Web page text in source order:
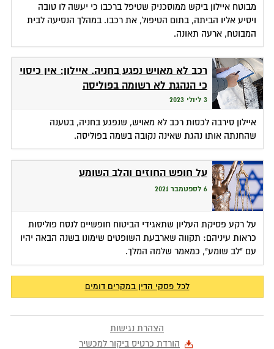
מבוטח איילון ביקש ממוסכניק שטיפל ברכבו כי יעשה לו טובה
ויסיע אליו הביתה, בתום הטיפול, את רכבו. במהלך הנסיעה לבית
המבוטח, ארעה תאונה.
רכב לא מאויש נפגע בחניה. איילון: אין כיסוי
כי הנהגת לא רשומה בפוליסה
3 ליולי 2023
איילון סירבה לכסות רכב לא מאויש, שנפגע בחניה, בטענה
שהחנתה אותו נהגת שאינה נקובה בשמה בפוליסה.
על חופש החוזים והלב השומע
6 לספטמבר 2021
על רקע פסיקת העליון שתאגידי הביטוח חופשיים לנסח פוליסות
כראות עיניהם: תקווה שארבעת השופטים שימונו בשנה הבאה יהיו
עם "לב שומע", כמאמר שלמה המלך.
לכל פסקי הדין במקרים דומים
הצהרת נגישות
הורדת כרטיס ביקור למכשיר